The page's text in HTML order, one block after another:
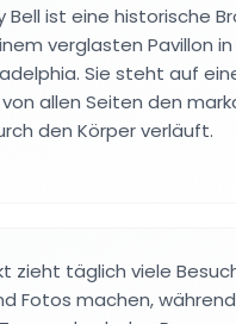
Bell ist eine historische
verglasten Pavillon
Sie steht auf
allen Seiten den
den Körper verläuft.
zieht täglich viele
Fotos machen,